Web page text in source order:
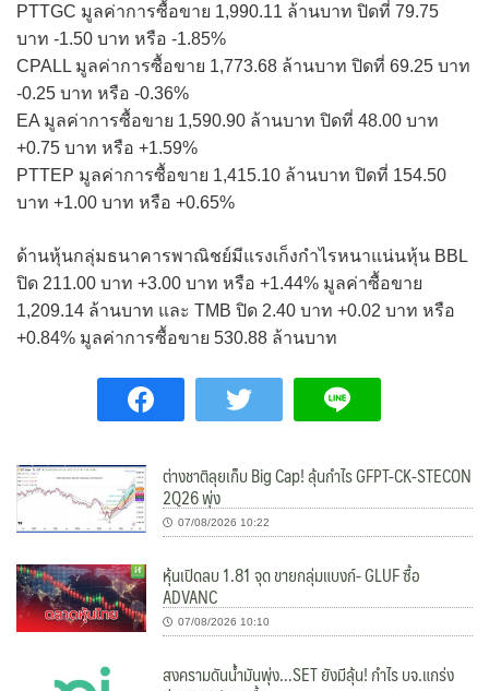
PTTGC มูลค่าการซื้อขาย 1,990.11 ล้านบาท ปิดที่ 79.75
บาท -1.50 บาท หรือ -1.85%
CPALL มูลค่าการซื้อขาย 1,773.68 ล้านบาท ปิดที่ 69.25 บาท
-0.25 บาท หรือ -0.36%
EA มูลค่าการซื้อขาย 1,590.90 ล้านบาท ปิดที่ 48.00 บาท
+0.75 บาท หรือ +1.59%
PTTEP มูลค่าการซื้อขาย 1,415.10 ล้านบาท ปิดที่ 154.50
บาท +1.00 บาท หรือ +0.65%
ด้านหุ้นกลุ่มธนาคารพาณิชย์มีแรงเก็งกำไรหนาแน่นหุ้น BBL
ปิด 211.00 บาท +3.00 บาท หรือ +1.44% มูลค่าซื้อขาย
1,209.14 ล้านบาท และ TMB ปิด 2.40 บาท +0.02 บาท หรือ
+0.84% มูลค่าการซื้อขาย 530.88 ล้านบาท
ต่างชาติลุยเก็บ Big Cap! ลุ้นกำไร GFPT-CK-STECON
2Q26 พุ่ง
07/08/2026 10:22
หุ้นเปิดลบ 1.81 จุด ขายกลุ่มแบงก์- GLUF ซื้อ
ADVANC
07/08/2026 10:10
สงครามดันน้ำมันพุ่ง…SET ยังมีลุ้น! กำไร บจ.แกร่ง